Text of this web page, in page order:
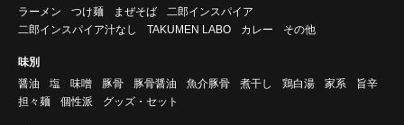
ラーメン
つけ麺 まぜそば
二郎インスパイア
二郎インスパイア汁なし
TAKUMEN LABO カレー その他
味別
醤油
塩 味噌 豚骨 豚骨醤油 魚介豚骨 煮干し 鶏白湯 家系
旨辛
担々麺
個性派 グッズ・セット